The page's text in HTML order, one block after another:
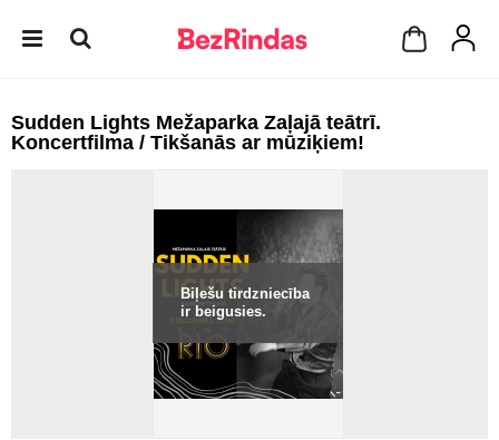
Sudden Lights Mežaparka Zaļajā teātrī.
Koncertfilma / Tikšanās ar mūziķiem!
Biļešu tirdzniecība
ir beigusies.